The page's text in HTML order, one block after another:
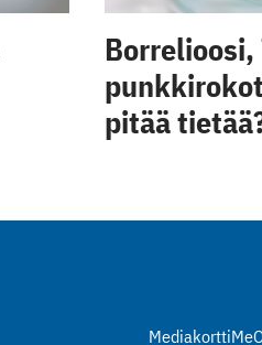
Borrelioosi,
pitää
MediakorttiMe